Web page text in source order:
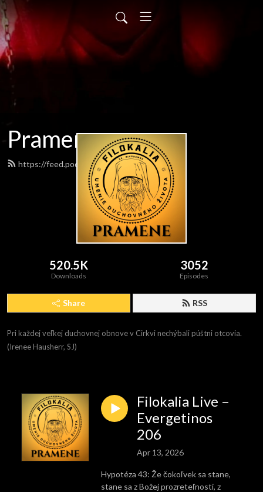
Pramene
https://feed.podbean.com/pramene/feed.xml
520.5K
Downloads
3052
Episodes
Share RSS
Pri každej veľkej duchovnej obnove v Cirkvi nechýbali púštni otcovia.
(Irenee Hausherr, SJ)
Filokalia Live –
Evergetinos
206
Apr 13, 2026
Hypotéza 43: Že čokoľvek sa stane,
stane sa z Božej prozreteľnosti, z